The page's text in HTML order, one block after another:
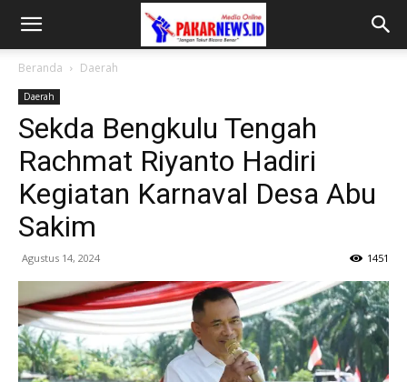
Beranda Daerah
Daerah
Sekda Bengkulu Tengah
Rachmat Riyanto Hadiri
Kegiatan Karnaval Desa Abu
Sakim
Agustus 14, 2024 1451